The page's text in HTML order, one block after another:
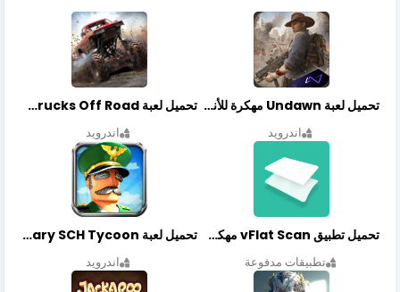
تحميل لعبة Undawn مهكرة للأندرويد أخر إصدار | تحميل مباشر + موارد غير محدودة
اندرويد
تحميل لعبة Trucks Off Road مهكرة اخر اصدار
اندرويد
تحميل تطبيق vFlat Scan مهكر آخر إصدار
تطبيقات مدفوعة
تحميل لعبة Idle Military SCH Tycoon مهكرة آخر إصدار
اندرويد